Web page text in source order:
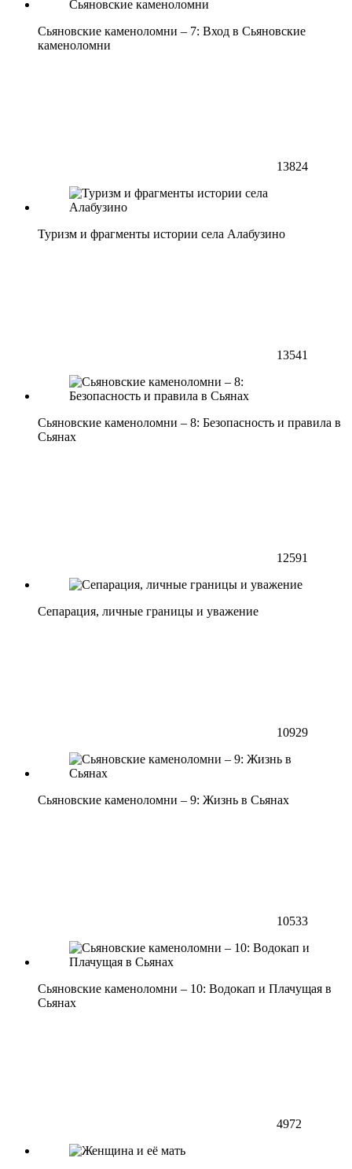
Сьяновские каменоломни – 7: Вход в Сьяновские
каменоломни
13824
Туризм и фрагменты истории села Алабузино
13541
Сьяновские каменоломни – 8: Безопасность и правила в
Сьянах
12591
Сепарация, личные границы и уважение
10929
Сьяновские каменоломни – 9: Жизнь в Сьянах
10533
Сьяновские каменоломни – 10: Водокап и Плачущая в
Сьянах
4972